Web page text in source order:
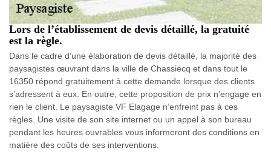
Lors de l’établissement de devis détaillé, la gratuité
est la règle.
Dans le cadre d’une élaboration de devis détaillé, la majorité des
paysagistes œuvrant dans la ville de Chassiecq et dans tout le
16350 répond gratuitement à cette demande lorsque des clients
s’adressent à eux. En outre, cette proposition de prix n’engage en
rien le client. Le paysagiste VF Elagage n’enfreint pas à ces
règles. Une visite de son site internet ou un appel à son bureau
pendant les heures ouvrables vous informeront des conditions en
matière des coûts de ses interventions.